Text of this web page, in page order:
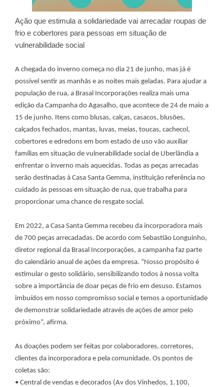
Ação que estimula a solidariedade vai arrecadar roupas de
frio e cobertores para pessoas em situação de
vulnerabilidade social
A chegada do inverno começa no dia 21 de junho, mas já é
possível sentir as manhãs e as noites mais geladas. Para ajudar a
população de rua, a Brasal Incorporações realiza mais uma
edição da Campanha do Agasalho, que acontece de 24 de maio a
15 de junho. Itens como blusas, calças, casacos, blusões,
calçados fechados, mantas, luvas, meias, toucas, cachecol,
cobertores e edredons em bom estado de uso vão auxiliar
famílias em situação de vulnerabilidade social de Uberlândia a
enfrentar o inverno mais aquecidas. Todas as peças arrecadas
serão destinadas à Casa Santa Gemma, instituição referência no
cuidado às pessoas em situação de rua, que trabalha para
proporcionar uma chance de resgate social.
Em 2022, a Casa Santa Gemma recebeu da incorporadora mais
de 700 peças arrecadadas. De acordo com Sebastião Longuinho,
diretor regional da Brasal Incorporações, a campanha faz parte
do calendário anual de ações da empresa. “Nosso propósito é
estimular o gesto solidário, sensibilizando todos à nossa volta
sobre a importância de doar peças de frio em desuso. Estamos
imbuídos em nosso compromisso social e temos a oportunidade
de demonstrar solidariedade através de ações de amor pelo
próximo”, afirma.
As doações podem ser feitas por colaboradores, corretores,
clientes da incorporadora e pela comunidade. Os pontos de
coletas são:
• Central de vendas e decorados (Av dos Vinhedos, 1.100,